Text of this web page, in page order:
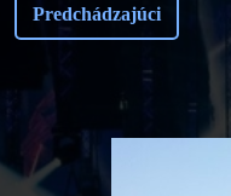
Predchádzajúci